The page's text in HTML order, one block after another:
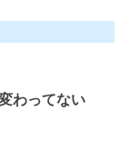
わってない